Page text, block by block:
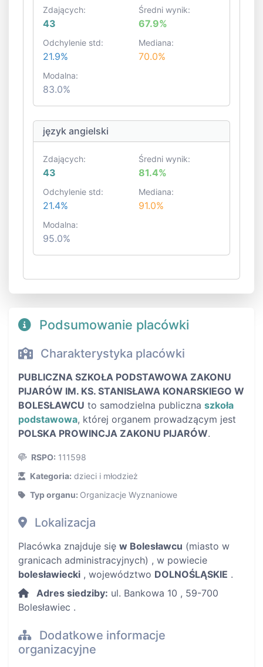
Zdających:
43
Średni wynik:
67.9%
Odchylenie std:
21.9%
Mediana:
70.0%
Modalna:
83.0%
język angielski
Zdających:
43
Średni wynik:
81.4%
Odchylenie std:
21.4%
Mediana:
91.0%
Modalna:
95.0%
Podsumowanie placówki
Charakterystyka placówki
PUBLICZNA SZKOŁA PODSTAWOWA ZAKONU
PIJARÓW IM. KS. STANISŁAWA KONARSKIEGO W
BOLESŁAWCU to samodzielna publiczna szkoła
podstawowa, której organem prowadzącym jest
POLSKA PROWINCJA ZAKONU PIJARÓW.
RSPO: 111598
Kategoria: dzieci i młodzież
Typ organu: Organizacje Wyznaniowe
Lokalizacja
Placówka znajduje się w Bolesławcu (miasto w
granicach administracyjnych) , w powiecie
bolesławiecki , województwo DOLNOŚLĄSKIE .
Adres siedziby: ul. Bankowa 10 , 59-700
Bolesławiec .
Dodatkowe informacje
organizacyjne